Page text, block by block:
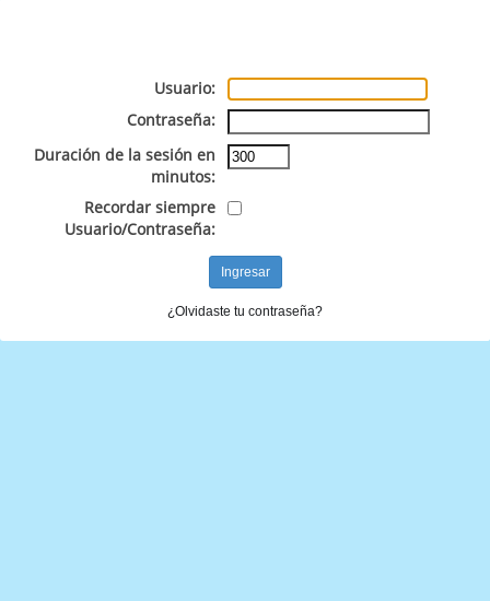
Usuario:
Contraseña:
Duración de la sesión en
minutos:
Recordar siempre
Usuario/Contraseña:
¿Olvidaste tu contraseña?